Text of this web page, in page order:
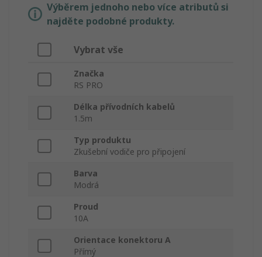
Výběrem jednoho nebo více atributů si
najděte podobné produkty.
Vybrat vše
Značka
RS PRO
Délka přívodních kabelů
1.5m
Typ produktu
Zkušební vodiče pro připojení
Barva
Modrá
Proud
10A
Orientace konektoru A
Přímý